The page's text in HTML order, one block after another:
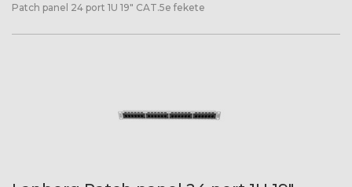
Patch panel 24 port 1U 19" CAT.5e fekete